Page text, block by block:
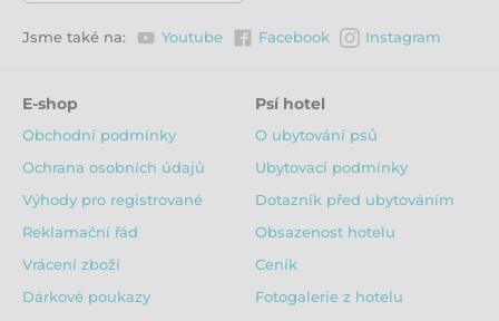
Jsme také na: Youtube Facebook Instagram
E-shop
Obchodní podmínky
Ochrana osobních údajů
Výhody pro registrované
Reklamační řád
Vrácení zboží
Dárkové poukazy
Psí hotel
O ubytování psů
Ubytovací podmínky
Dotazník před ubytováním
Obsazenost hotelu
Ceník
Fotogalerie z hotelu